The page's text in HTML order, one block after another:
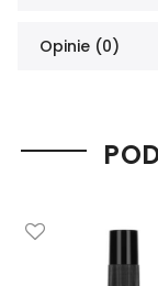
Opinie (0)